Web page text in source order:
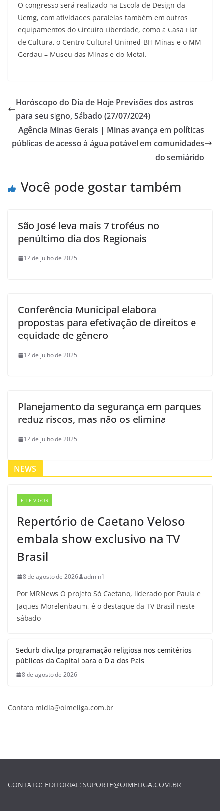
O congresso será realizado na Escola de Design da
Uemg, com atividades paralelas também em outros
equipamentos do Circuito Liberdade, como a Casa Fiat
de Cultura, o Centro Cultural Unimed-BH Minas e o MM
Gerdau – Museu das Minas e do Metal.
Horóscopo do Dia de Hoje Previsões dos astros
para seu signo, Sábado (27/07/2024)
Agência Minas Gerais | Minas avança em políticas
públicas de acesso à água potável em comunidades
do semiárido
Você pode gostar também
São José leva mais 7 troféus no
penúltimo dia dos Regionais
12 de julho de 2025
Conferência Municipal elabora
propostas para efetivação de direitos e
equidade de gênero
12 de julho de 2025
Planejamento da segurança em parques
reduz riscos, mas não os elimina
12 de julho de 2025
NEWS
FIT E VIGOR
Repertório de Caetano Veloso
embala show exclusivo na TV
Brasil
8 de agosto de 2026 admin1
Por MRNews O projeto Só Caetano, liderado por Paula e
Jaques Morelenbaum, é o destaque da TV Brasil neste
sábado
Sedurb divulga programação religiosa nos cemitérios
públicos da Capital para o Dia dos Pais
8 de agosto de 2026
Contato midia@oimeliga.com.br
CONTATO: EDITORIAL: SUPORTE@OIMELIGA.COM.BR